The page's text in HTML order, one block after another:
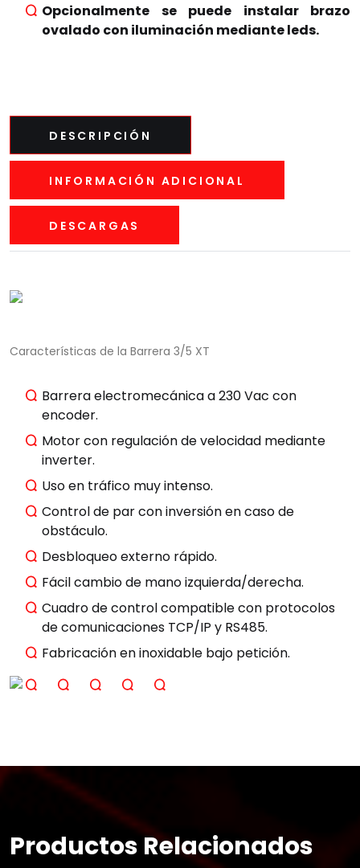
Opcionalmente se puede instalar brazo
ovalado con iluminación mediante leds.
DESCRIPCIÓN
INFORMACIÓN ADICIONAL
DESCARGAS
Características de la Barrera 3/5 XT
Barrera electromecánica a 230 Vac con
encoder.
Motor con regulación de velocidad mediante
inverter.
Uso en tráfico muy intenso.
Control de par con inversión en caso de
obstáculo.
Desbloqueo externo rápido.
Fácil cambio de mano izquierda/derecha.
Cuadro de control compatible con protocolos
de comunicaciones TCP/IP y RS485.
Fabricación en inoxidable bajo petición.
Productos Relacionados